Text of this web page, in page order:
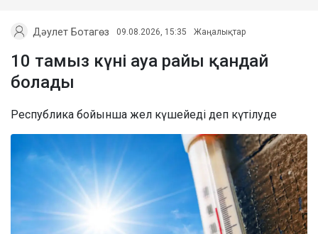
Дәулет Ботагөз 09.08.2026, 15:35 Жаңалықтар
10 тамыз күні ауа райы қандай
болады
Республика бойынша жел күшейеді деп күтілуде